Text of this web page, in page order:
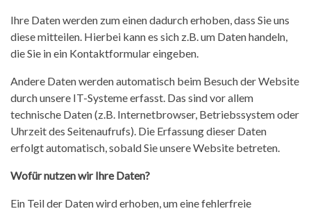
Ihre Daten werden zum einen dadurch erhoben, dass Sie uns
diese mitteilen. Hierbei kann es sich z.B. um Daten handeln,
die Sie in ein Kontaktformular eingeben.
Andere Daten werden automatisch beim Besuch der Website
durch unsere IT-Systeme erfasst. Das sind vor allem
technische Daten (z.B. Internetbrowser, Betriebssystem oder
Uhrzeit des Seitenaufrufs). Die Erfassung dieser Daten
erfolgt automatisch, sobald Sie unsere Website betreten.
Wofür nutzen wir Ihre Daten?
Ein Teil der Daten wird erhoben, um eine fehlerfreie